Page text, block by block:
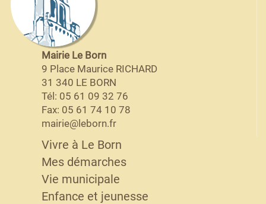
Mairie Le Born
9 Place Maurice RICHARD
31 340 LE BORN
Tél: 05 61 09 32 76
Fax: 05 61 74 10 78
mairie@leborn.fr
Vivre à Le Born
Mes démarches
Vie municipale
Enfance et jeunesse